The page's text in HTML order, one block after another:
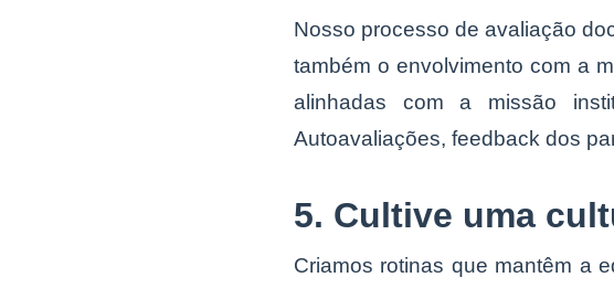
Nosso processo de avaliação
também o envolvimento com a
alinhadas com a missão
Autoavaliações, feedback dos
5. Cultive uma
Criamos rotinas que mantêm a